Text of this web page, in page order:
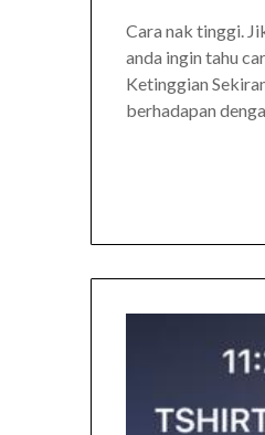
Cara nak tinggi.
anda ingin tahu
Ketinggian
berhadapan